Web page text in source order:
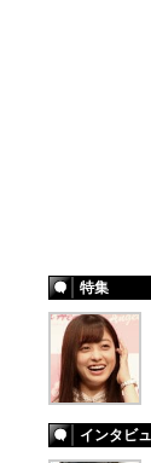
特集
インタビ